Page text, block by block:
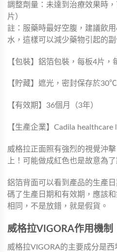
調整劑量：未達到治療效果時
片）
註：服藥時最好空腹，建議飲
水，這樣可以減少藥物引起的副
【包裝】鋁箔包裝，每板4片，
【貯藏】遮光，密封保存於
【有效期】36個月（3年）
【生產企業】Cadila healthcare
威格拉正面照有強烈的視覺沖
上！可能做成紅色也是故意為
鋁箔背面可以看到產品的生產
碼了生產日期和有效期，應該
相同，不是放錯，就是假貨。
威格拉VIGORA作用機制
威格拉VIGORA的主要成分是西